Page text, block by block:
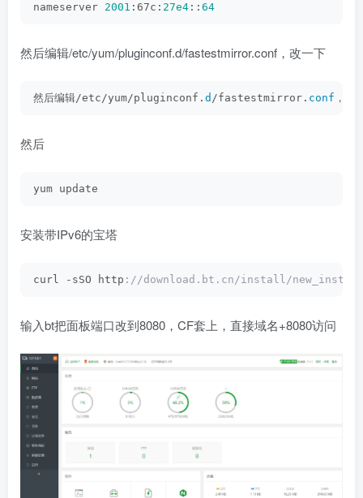
nameserver 2001 :67c: 27e4 :: 64
然后编辑/etc/yum/pluginconf.d/fastestmirror.conf，改一下
然后编辑/etc/yum/pluginconf. d /fastestmirror. conf ，改
然后
yum update
安装带IPv6的宝塔
curl -sSO http ://download.bt.cn/install/
输入bt把面板端口改到8080，CF套上，直接域名+8080访问